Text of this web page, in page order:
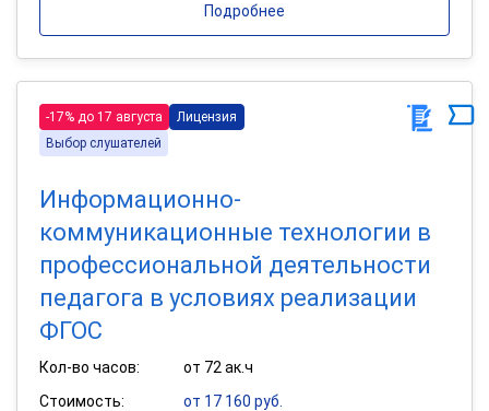
Подробнее
-17% до 17 августа
Лицензия
Выбор слушателей
Информационно-
коммуникационные технологии в
профессиональной деятельности
педагога в условиях реализации
ФГОС
Кол-во часов:
от 72 ак.ч
Стоимость:
от 17 160 руб.